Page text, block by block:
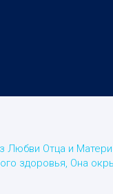
Любви Отца и
здоровья, Она